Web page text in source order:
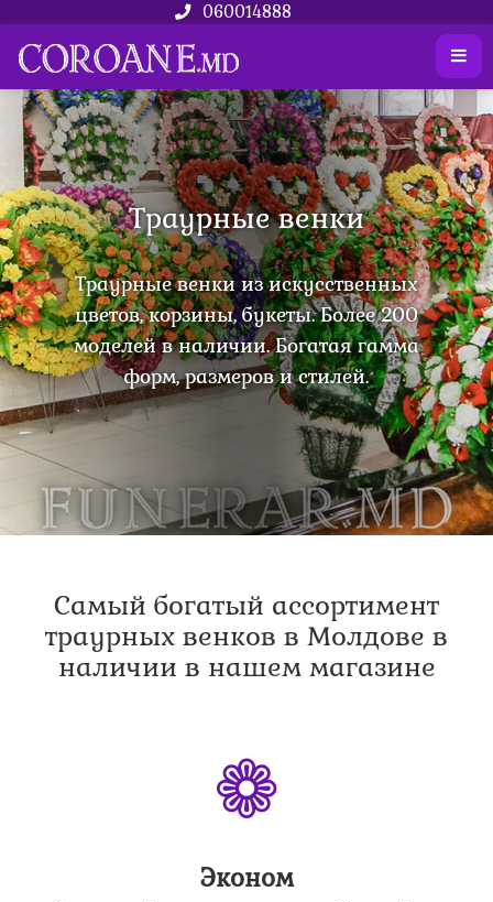
060014888
Траурные венки
Траурные венки из искусственных
цветов, корзины, букеты. Более 200
моделей в наличии. Богатая гамма
форм, размеров и стилей.
Самый богатый ассортимент
траурных венков в Молдове в
наличии в нашем магазине
❁
Эконом